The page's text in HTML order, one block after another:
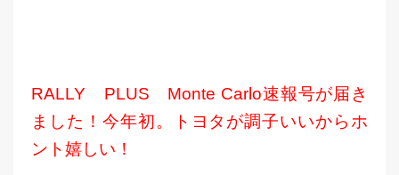
RALLY PLUS Monte Carlo速報号が届き
ました！今年初。トヨタが調子いいからホ
ント嬉しい！